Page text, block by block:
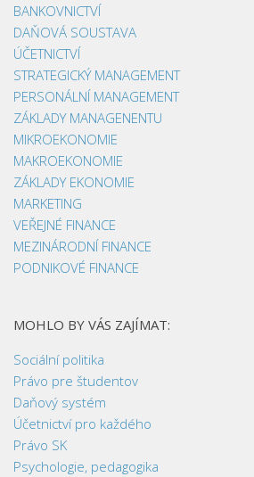
BANKOVNICTVÍ
DAŇOVÁ SOUSTAVA
ÚČETNICTVÍ
STRATEGICKÝ MANAGEMENT
PERSONÁLNÍ MANAGEMENT
ZÁKLADY MANAGENENTU
MIKROEKONOMIE
MAKROEKONOMIE
ZÁKLADY EKONOMIE
MARKETING
VEŘEJNÉ FINANCE
MEZINÁRODNÍ FINANCE
PODNIKOVÉ FINANCE
MOHLO BY VÁS ZAJÍMAT:
Sociální politika
Právo pre študentov
Daňový systém
Účetnictví pro každého
Právo SK
Psychologie, pedagogika